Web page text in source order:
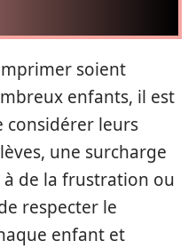
soient
enfants, il est
considérer leurs
une surcharge
de la frustration ou
respecter le
enfant et